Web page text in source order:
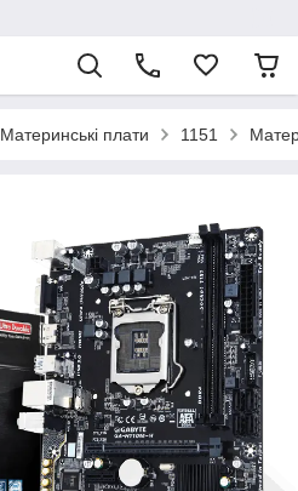
Материнські плати 1151